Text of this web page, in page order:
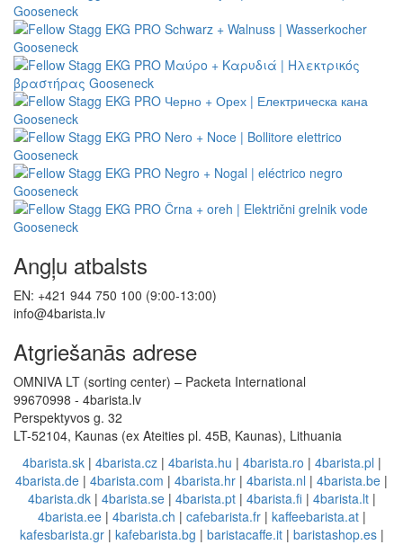
Angļu atbalsts
EN: +421 944 750 100 (9:00-13:00)
info@4barista.lv
Atgriešanās adrese
OMNIVA LT (sorting center) – Packeta International
99670998 - 4barista.lv
Perspektyvos g. 32
LT-52104, Kaunas (ex Ateities pl. 45B, Kaunas), Lithuania
4barista.sk| 4barista.cz| 4barista.hu | 4barista.ro | 4barista.pl |
4barista.de | 4barista.com | 4barista.hr | 4barista.nl | 4barista.be |
4barista.dk| 4barista.se| 4barista.pt| 4barista.fi| 4barista.lt|
4barista.ee| 4barista.ch | cafebarista.fr| kaffeebarista.at|
kafesbarista.gr| kafebarista.bg | baristacaffe.it| baristashop.es|